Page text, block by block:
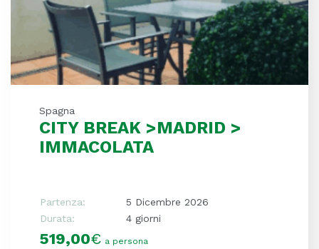
Spagna
CITY BREAK >MADRID >
IMMACOLATA
Partenza:
5 Dicembre 2026
Durata:
4 giorni
519,00€ a persona